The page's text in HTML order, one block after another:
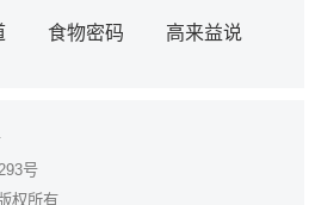
食物密码 高来益说
号
权所有